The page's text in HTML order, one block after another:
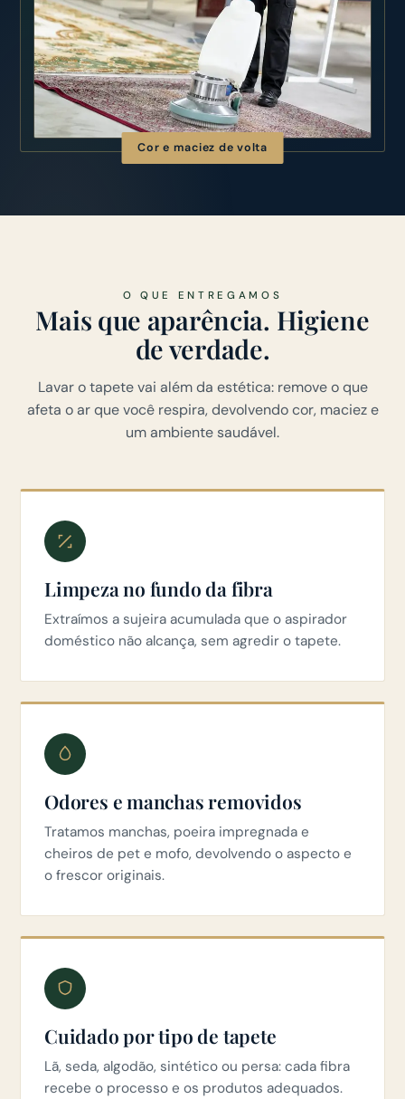
Cor e maciez de volta
O QUE ENTREGAMOS
Mais que aparência. Higiene
de verdade.
Lavar o tapete vai além da estética: remove o que
afeta o ar que você respira, devolvendo cor, maciez e
um ambiente saudável.
Limpeza no fundo da fibra
Extraímos a sujeira acumulada que o aspirador
doméstico não alcança, sem agredir o tapete.
Odores e manchas removidos
Tratamos manchas, poeira impregnada e
cheiros de pet e mofo, devolvendo o aspecto e
o frescor originais.
Cuidado por tipo de tapete
Lã, seda, algodão, sintético ou persa: cada fibra
recebe o processo e os produtos adequados.